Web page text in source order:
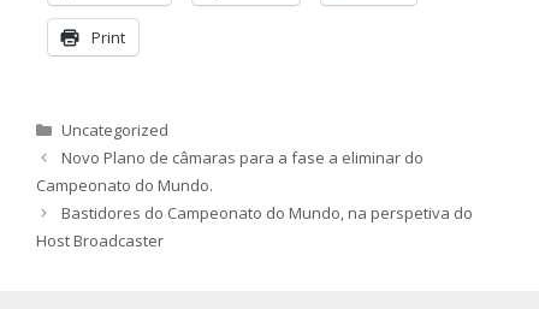
Print
Categorias
Uncategorized
Novo Plano de câmaras para a fase a eliminar do
Campeonato do Mundo.
Bastidores do Campeonato do Mundo, na perspetiva do
Host Broadcaster